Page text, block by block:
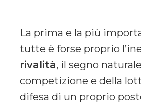
La prima e la più
tutte è forse proprio
rivalità, il segno
competizione e della
difesa di un proprio